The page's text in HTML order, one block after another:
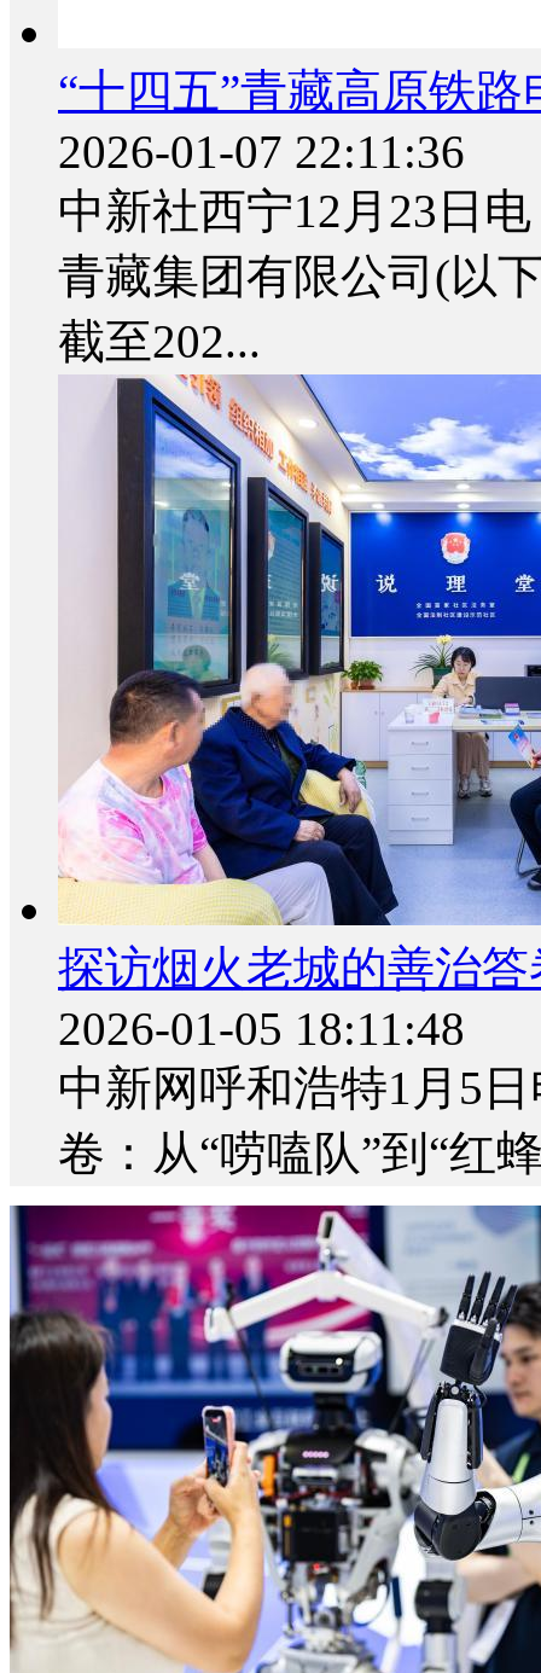
“十四五”青藏高原铁
2026-01-07 22:11:36
中新社西宁12月23日
青藏集团有限公司(以
截至202...
探访烟火老城的善治答
2026-01-05 18:11:48
中新网呼和浩特1月5
卷：从“唠嗑队”到“红